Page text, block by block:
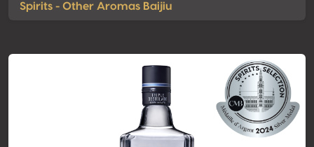
Spirits - Other Aromas Baijiu